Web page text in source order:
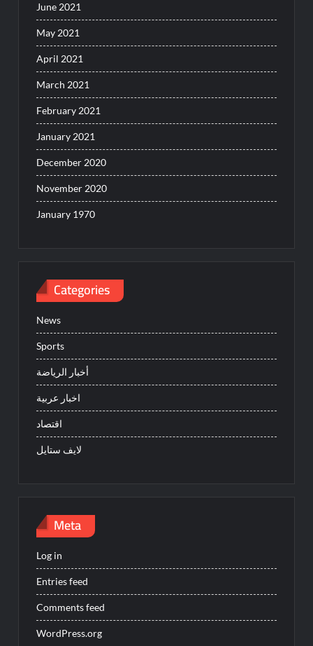
June 2021
May 2021
April 2021
March 2021
February 2021
January 2021
December 2020
November 2020
January 1970
Categories
News
Sports
أخبار الرياضة
اخبار عربية
اقتصاد
لايف ستايل
Meta
Log in
Entries feed
Comments feed
WordPress.org